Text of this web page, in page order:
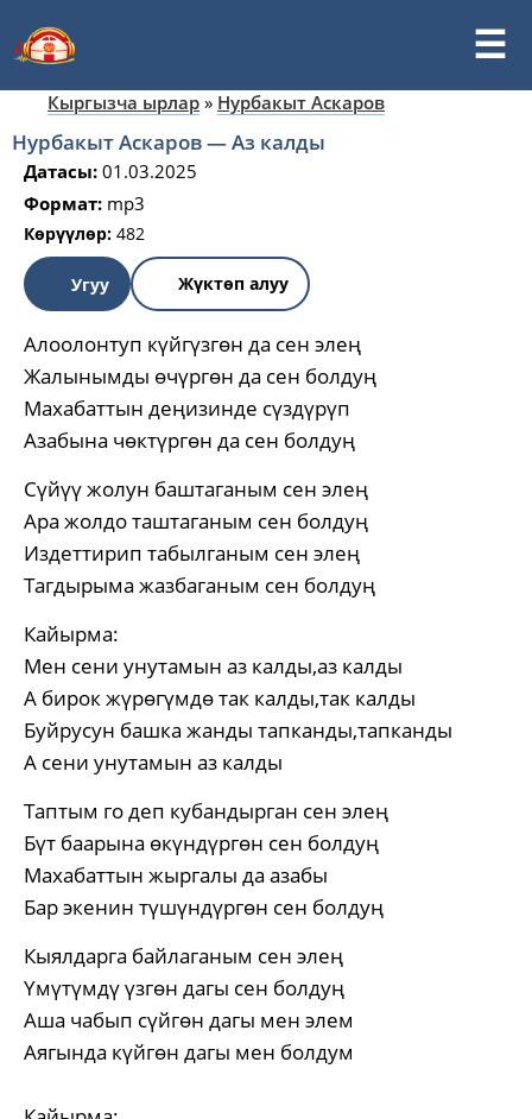
Кыргызча ырлар » Нурбакыт Аскаров
Нурбакыт Аскаров — Аз калды
Датасы: 01.03.2025
Формат: mp3
Көрүүлөр: 482
Угуу Жүктөп алуу
Алоолонтуп күйгүзгөн да сен элең
Жалынымды өчүргөн да сен болдуң
Махабаттын деңизинде сүздүрүп
Азабына чөктүргөн да сен болдуң
Сүйүү жолун баштаганым сен элең
Ара жолдо таштаганым сен болдуң
Издеттирип табылганым сен элең
Тагдырыма жазбаганым сен болдуң
Кайырма:
Мен сени унутамын аз калды,аз калды
А бирок жүрөгүмдө так калды,так калды
Буйрусун башка жанды тапканды,тапканды
А сени унутамын аз калды
Таптым го деп кубандырган сен элең
Бүт баарына өкүндүргөн сен болдуң
Махабаттын жыргалы да азабы
Бар экенин түшүндүргөн сен болдуң
Кыялдарга байлаганым сен элең
Үмүтүмдү үзгөн дагы сен болдуң
Аша чабып сүйгөн дагы мен элем
Аягында күйгөн дагы мен болдум